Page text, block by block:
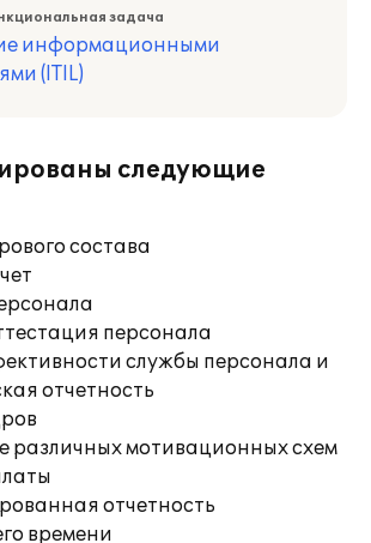
задача
информационными
(ITIL)
следующие
состава
персонала
службы персонала и
отчетность
различных мотивационных схем
отчетность
времени